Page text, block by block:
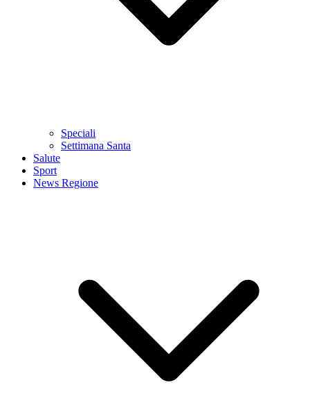
Speciali
Settimana Santa
Salute
Sport
News Regione